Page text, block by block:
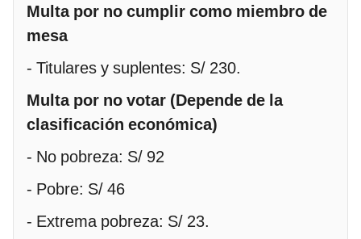
Multa por no cumplir como miembro de
mesa
- Titulares y suplentes: S/ 230.
Multa por no votar (Depende de la
clasificación económica)
- No pobreza: S/ 92
- Pobre: S/ 46
- Extrema pobreza: S/ 23.